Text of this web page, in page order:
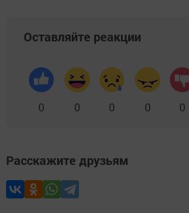
Оставляйте реакции
0 0 0 0 0
Расскажите друзьям